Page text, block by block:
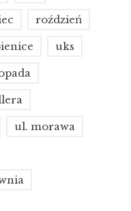
roździeń
uks
ul. morawa